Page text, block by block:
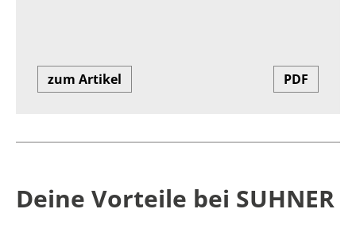
zum Artikel PDF
Deine Vorteile bei SUHNER